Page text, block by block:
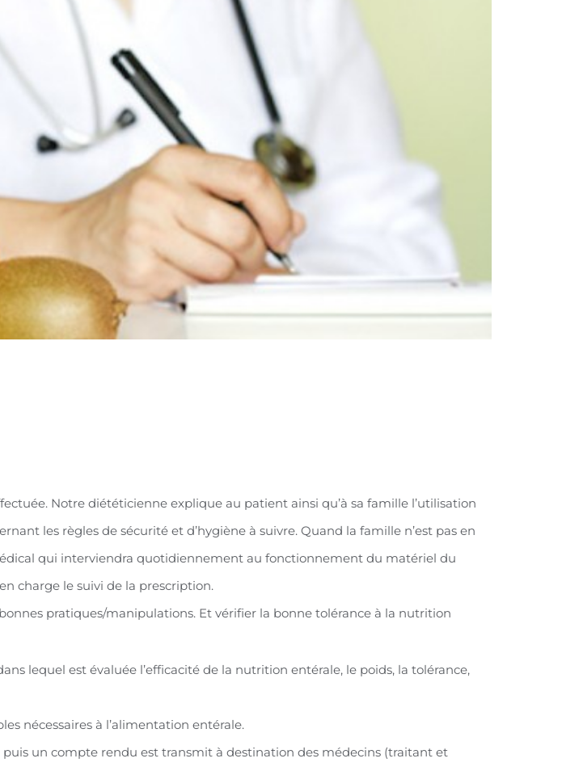
Notre diététicienne explique au patient ainsi qu’à sa famille l’utilisation
les règles de sécurité et d’hygiène à suivre. Quand la famille n’est pas en
qui interviendra quotidiennement au fonctionnement du matériel du
charge le suivi de la prescription.
pratiques/manipulations. Et vérifier la bonne tolérance à la nutrition
lequel est évaluée l’efficacité de la nutrition entérale, le poids, la tolérance,
nécessaires à l’alimentation entérale.
un compte rendu est transmit à destination des médecins (traitant et